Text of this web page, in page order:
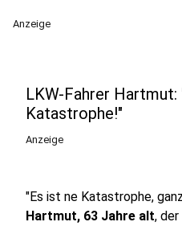
Anzeige
LKW-Fahrer Hartmut:
Katastrophe!"
Anzeige
"Es ist ne Katastrophe,
Hartmut, 63 Jahre alt,